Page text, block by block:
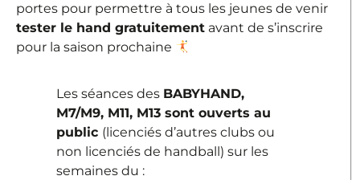
portes pour permettre à tous les jeunes de venir
tester le hand gratuitement avant de s’inscrire
pour la saison prochaine
Les séances des BABYHAND,
M7/M9, M11, M13 sont ouverts au
public (licenciés d’autres clubs ou
non licenciés de handball) sur les
semaines du :